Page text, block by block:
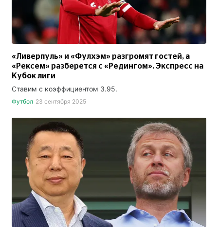
«Ливерпуль» и «Фулхэм» разгромят гостей, а
«Рексем» разберется с «Редингом». Экспресс на
Кубок лиги
Ставим с коэффициентом 3.95.
Футбол 23 сентября 2025